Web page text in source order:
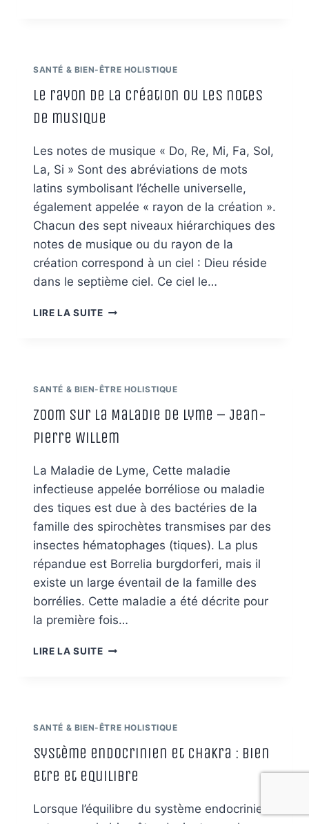
TUÉS
NOS
ANTÉRIEURES
SANTÉ & BIEN-ÊTRE HOLISTIQUE
Le rayon de la création ou les notes
de musique
Les notes de musique « Do, Re, Mi, Fa, Sol,
La, Si » Sont des abréviations de mots
latins symbolisant l’échelle universelle,
également appelée « rayon de la création ».
Chacun des sept niveaux hiérarchiques des
notes de musique ou du rayon de la
création correspond à un ciel : Dieu réside
dans le septième ciel. Ce ciel le…
LIRE LA SUITELE
OU
NOTES
MUSIQUE
SANTÉ & BIEN-ÊTRE HOLISTIQUE
Zoom sur la Maladie de Lyme – Jean-
Pierre Willem
La Maladie de Lyme, Cette maladie
infectieuse appelée borréliose ou maladie
des tiques est due à des bactéries de la
famille des spirochètes transmises par des
insectes hématophages (tiques). La plus
répandue est Borrelia burgdorferi, mais il
existe un large éventail de la famille des
borrélies. Cette maladie a été décrite pour
la première fois…
LIRE LA SUITEZOOM
LYME
JEAN-
WILLEM
SANTÉ & BIEN-ÊTRE HOLISTIQUE
système endocrinien et chakra : bien
etre et equilibre
Lorsque l’équilibre du système endocrinien